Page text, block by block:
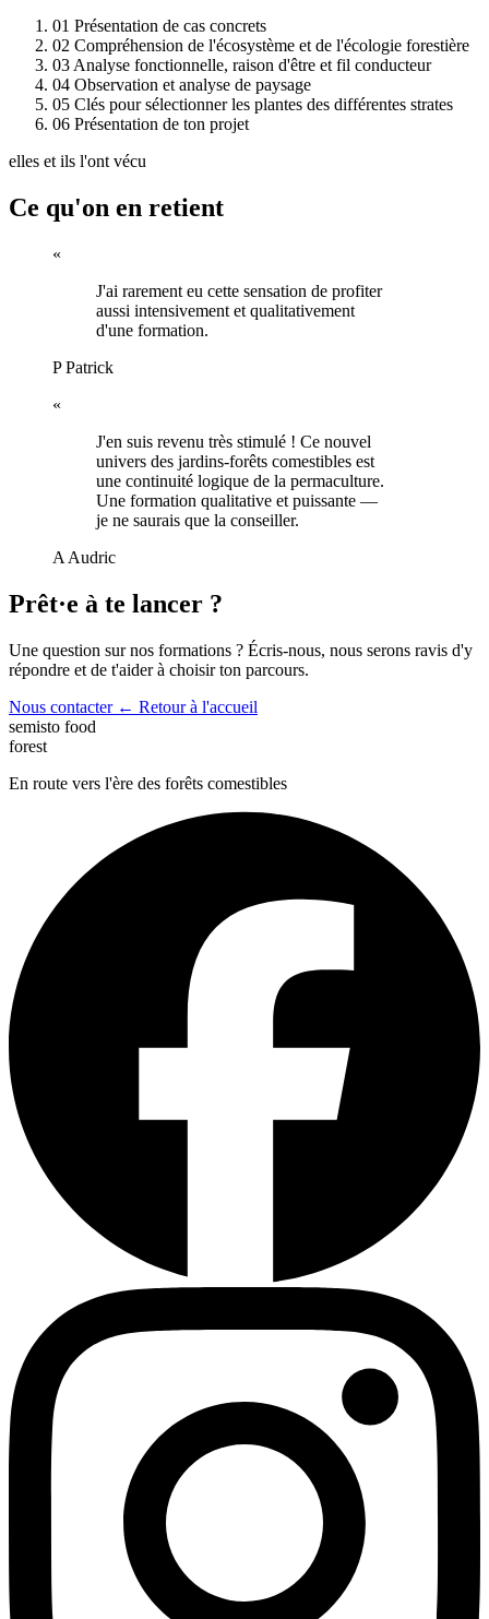
01 Présentation de cas concrets
02 Compréhension de l'écosystème et de l'écologie forestière
03 Analyse fonctionnelle, raison d'être et fil conducteur
04 Observation et analyse de paysage
05 Clés pour sélectionner les plantes des différentes strates
06 Présentation de ton projet
elles et ils l'ont vécu
Ce qu'on en retient
«
J'ai rarement eu cette sensation de profiter
aussi intensivement et qualitativement
d'une formation.
PPatrick
«
J'en suis revenu très stimulé ! Ce nouvel
univers des jardins-forêts comestibles est
une continuité logique de la permaculture.
Une formation qualitative et puissante —
je ne saurais que la conseiller.
A Audric
Prêt·e à te lancer ?
Une question sur nos formations ? Écris-nous, nous serons ravis d'y
répondre et de t'aider à choisir ton parcours.
Nous contacter ← Retour à l'accueil
semisto food
forest
En route vers l'ère des forêts comestibles